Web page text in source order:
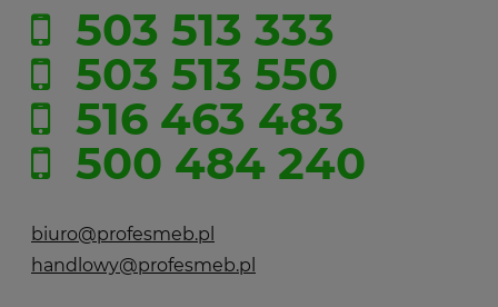
503 513 333
503 513 550
516 463 483
500 484 240
biuro@profesmeb.pl
handlowy@profesmeb.pl